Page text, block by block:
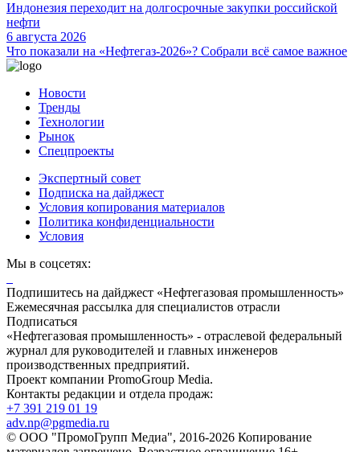
Индонезия переходит на долгосрочные закупки российской
нефти
6 августа 2026
Что показали на «Нефтегаз-2026»? Собрали всё самое важное
Новости
Тренды
Технологии
Рынок
Спецпроекты
Экспертный совет
Подписка на дайджест
Условия копирования материалов
Политика конфиденциальности
Условия
Мы в соцсетях:
Подпишитесь на дайджест «Нефтегазовая промышленность»
Ежемесячная рассылка для специалистов отрасли
Подписаться
«Нефтегазовая промышленность» - отраслевой федеральный
журнал для руководителей и главных инженеров
производственных предприятий.
Проект компании PromoGroup Media.
Контакты редакции и отдела продаж:
+7 391 219 01 19
adv.np@pgmedia.ru
© ООО "ПромоГрупп Медиа", 2016-2026 Копирование